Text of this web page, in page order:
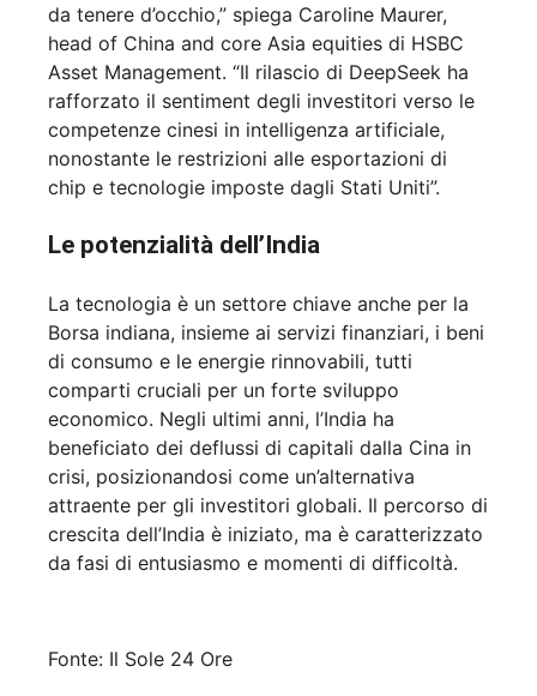
da tenere d’occhio,” spiega Caroline Maurer,
head of China and core Asia equities di HSBC
Asset Management. “Il rilascio di DeepSeek ha
rafforzato il sentiment degli investitori verso le
competenze cinesi in intelligenza artificiale,
nonostante le restrizioni alle esportazioni di
chip e tecnologie imposte dagli Stati Uniti”.
Le potenzialità dell’India
La tecnologia è un settore chiave anche per la
Borsa indiana, insieme ai servizi finanziari, i beni
di consumo e le energie rinnovabili, tutti
comparti cruciali per un forte sviluppo
economico. Negli ultimi anni, l’India ha
beneficiato dei deflussi di capitali dalla Cina in
crisi, posizionandosi come un’alternativa
attraente per gli investitori globali. Il percorso di
crescita dell’India è iniziato, ma è caratterizzato
da fasi di entusiasmo e momenti di difficoltà.
Fonte: Il Sole 24 Ore